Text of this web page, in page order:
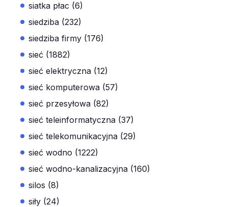
siatka płac (6)
siedziba (232)
siedziba firmy (176)
sieć (1882)
sieć elektryczna (12)
sieć komputerowa (57)
sieć przesyłowa (82)
sieć teleinformatyczna (37)
sieć telekomunikacyjna (29)
sieć wodno (1222)
sieć wodno-kanalizacyjna (160)
silos (8)
siły (24)